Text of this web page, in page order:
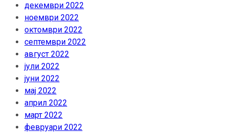
декември 2022
ноември 2022
октомври 2022
септември 2022
август 2022
јули 2022
јуни 2022
мај 2022
април 2022
март 2022
февруари 2022